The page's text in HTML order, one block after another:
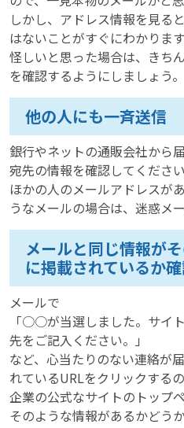
しかし、アドレス情報を見る
はないことがすぐにわかります
怪しいと思った場合は、きち
を確認するようにしましょう。
他の人にも一斉送信
銀行やネットの通販会社から
宛先の情報を確認してください
ほかの人のメールアドレスが
うなメールの場合は、迷惑メ
メールと同じ情報が
に掲載されているか
メールで
「○○が当選しました。サイ
先をご記入ください。」
など、心当たりのない連絡が
れているURLをクリックする
企業の公式なサイトのトップ
そのような情報があるかどう